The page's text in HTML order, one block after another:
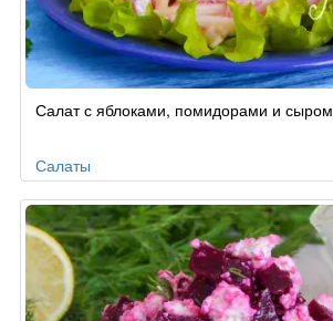
Салат с яблоками, помидорами и сыром
Салаты